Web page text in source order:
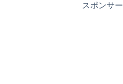
スポンサ